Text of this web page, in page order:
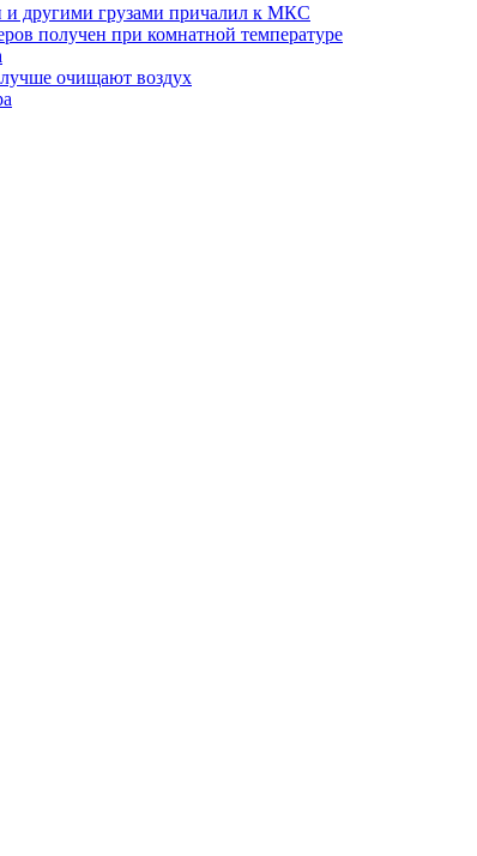
и другими грузами причалил к МКС
получен при комнатной температуре
очищают воздух